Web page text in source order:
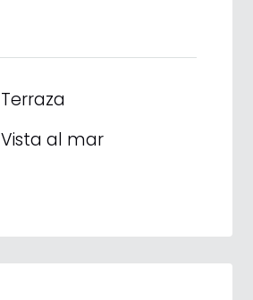
Terraza
Vista al mar